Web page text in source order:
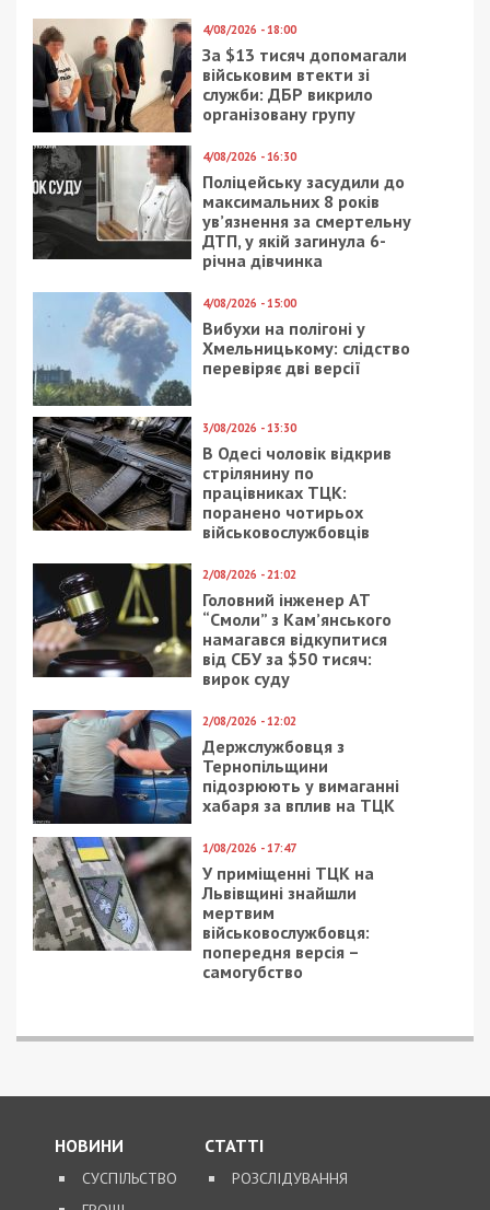
4/08/2026 - 18:00
За $13 тисяч допомагали
військовим втекти зі
служби: ДБР викрило
організовану групу
4/08/2026 - 16:30
Поліцейську засудили до
максимальних 8 років
ув’язнення за смертельну
ДТП, у якій загинула 6-
річна дівчинка
4/08/2026 - 15:00
Вибухи на полігоні у
Хмельницькому: слідство
перевіряє дві версії
3/08/2026 - 13:30
В Одесі чоловік відкрив
стрілянину по
працівниках ТЦК:
поранено чотирьох
військовослужбовців
2/08/2026 - 21:02
Головний інженер АТ
“Смоли” з Кам’янського
намагався відкупитися
від СБУ за $50 тисяч:
вирок суду
2/08/2026 - 12:02
Держслужбовця з
Тернопільщини
підозрюють у вимаганні
хабаря за вплив на ТЦК
1/08/2026 - 17:47
У приміщенні ТЦК на
Львівщині знайшли
мертвим
військовослужбовця:
попередня версія –
самогубство
НОВИНИ
СУСПІЛЬСТВО
СТАТТІ
РОЗСЛІДУВАННЯ